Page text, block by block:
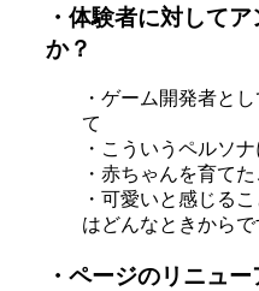
・体験者に対して
か？
・ゲーム開発者と
て
・こういうペルソ
・赤ちゃんを育て
・可愛いと感じる
はどんなときからで
・ページのリニュー